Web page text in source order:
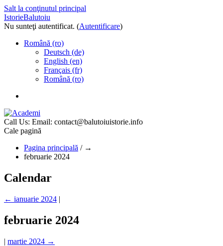
Salt la conţinutul principal
IstorieBalutoiu
Nu sunteţi autentificat. (Autentificare)
Română ‎(ro)‎
Deutsch ‎(de)‎
English ‎(en)‎
Français ‎(fr)‎
Română ‎(ro)‎
Call Us: Email: contact@balutoiuistorie.info
Cale pagină
Pagina principală / →
februarie 2024
Calendar
← ianuarie 2024 |
februarie 2024
| martie 2024 →